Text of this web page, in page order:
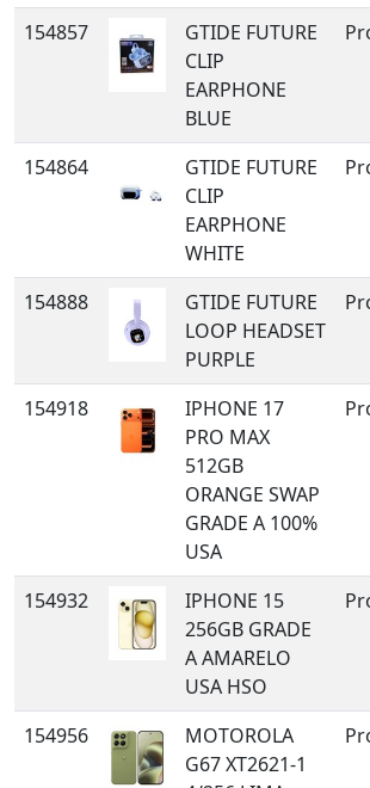
154857
GTIDE FUTURE
CLIP
EARPHONE
BLUE
154864
GTIDE FUTURE
CLIP
EARPHONE
WHITE
154888
GTIDE FUTURE
LOOP HEADSET
PURPLE
154918
IPHONE 17
PRO MAX
512GB
ORANGE SWAP
GRADE A 100%
USA
154932
IPHONE 15
256GB GRADE
A AMARELO
USA HSO
154956
MOTOROLA
G67 XT2621-1